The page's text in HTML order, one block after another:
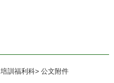
培訓福利科 公文附件